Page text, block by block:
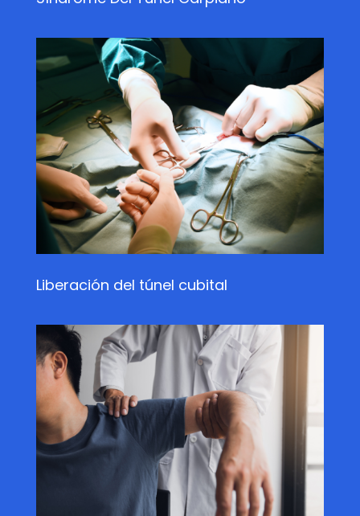
Liberación del túnel cubital